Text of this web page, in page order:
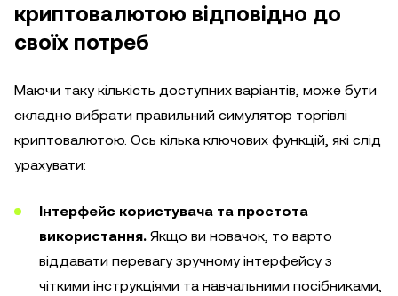
криптовалютою відповідно до
своїх потреб
Маючи таку кількість доступних варіантів, може бути
складно вибрати правильний симулятор торгівлі
криптовалютою. Ось кілька ключових функцій, які слід
урахувати:
Інтерфейс користувача та простота
використання. Якщо ви новачок, то варто
віддавати перевагу зручному інтерфейсу з
чіткими інструкціями та навчальними посібниками,